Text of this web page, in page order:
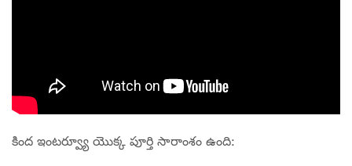
కింద ఇంటర్వ్యూ యొక్క పూర్తి సారాంశం ఉంది: